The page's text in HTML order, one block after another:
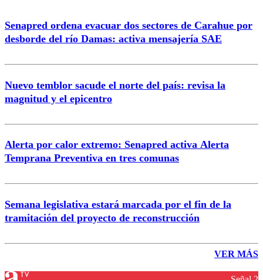
Senapred ordena evacuar dos sectores de Carahue por
desborde del río Damas: activa mensajería SAE
Nuevo temblor sacude el norte del país: revisa la
magnitud y el epicentro
Alerta por calor extremo: Senapred activa Alerta
Temprana Preventiva en tres comunas
Semana legislativa estará marcada por el fin de la
tramitación del proyecto de reconstrucción
VER MÁS